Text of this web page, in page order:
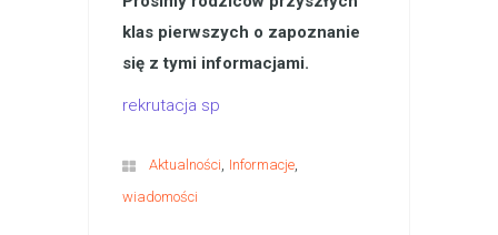
klas pierwszych o zapoznanie
się z tymi informacjami.
rekrutacja sp
Aktualności, Informacje,
wiadomości